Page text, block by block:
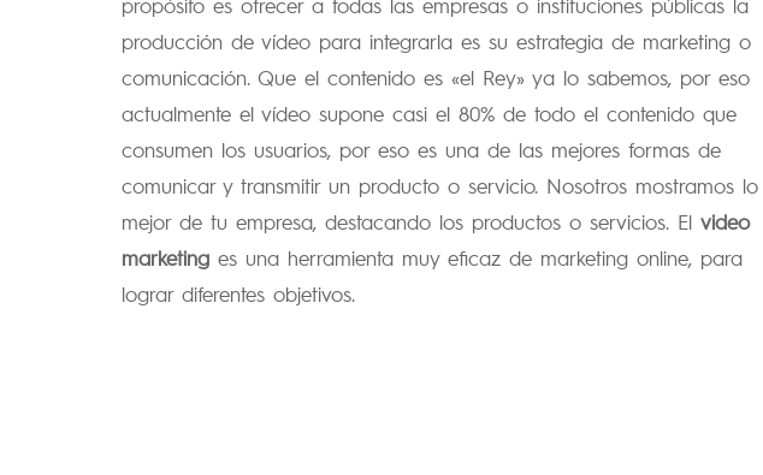
producción de vídeo para integrarla es su estrategia de marketing o
comunicación. Que el contenido es «el Rey» ya lo sabemos, por eso
actualmente el vídeo supone casi el 80% de todo el contenido que
consumen los usuarios, por eso es una de las mejores formas de
comunicar y transmitir un producto o servicio. Nosotros mostramos lo
mejor de tu empresa, destacando los productos o servicios. El video
marketinges una herramienta muy eficaz de marketing online, para
lograr diferentes objetivos.